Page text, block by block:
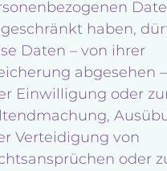
haben,
Daten – von ihrer
abgesehen
Einwilligung oder
Verteidigung von
oder